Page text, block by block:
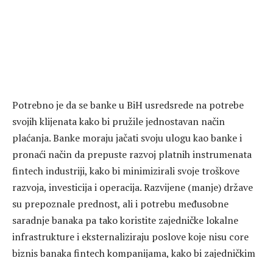
Potrebno je da se banke u BiH usredsrede na potrebe
svojih klijenata kako bi pružile jednostavan način
plaćanja. Banke moraju jačati svoju ulogu kao banke i
pronaći način da prepuste razvoj platnih instrumenata
fintech industriji, kako bi minimizirali svoje troškove
razvoja, investicija i operacija. Razvijene (manje) države
su prepoznale prednost, ali i potrebu međusobne
saradnje banaka pa tako koristite zajedničke lokalne
infrastrukture i eksternaliziraju poslove koje nisu core
biznis banaka fintech kompanijama, kako bi zajedničkim